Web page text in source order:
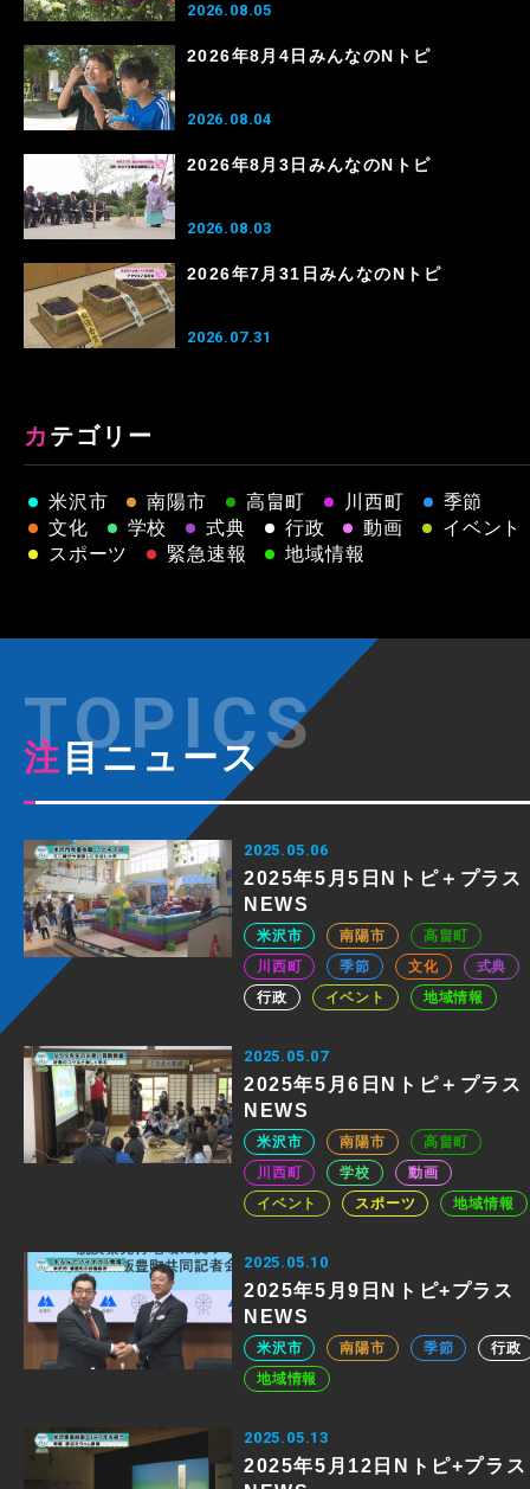
2026.08.05
2026年8月4日みんなのNトピ
2026.08.04
2026年8月3日みんなのNトピ
2026.08.03
2026年7月31日みんなのNトピ
2026.07.31
カテゴリー
米沢市 南陽市 高畠町 川西町
季節
文化
学校 式典 行政 動画
イベント
スポーツ
緊急速報 地域情報
注目ニュース
2025.05.06
2025年5月5日Nトピ＋プラス
NEWS
米沢市 南陽市
高畠町
川西町
季節 文化
式典
行政
イベント 地域情報
2025.05.07
2025年5月6日Nトピ＋プラス
NEWS
米沢市 南陽市
高畠町
川西町
学校
動画
イベント
スポーツ 地域情報
2025.05.10
2025年5月9日Nトピ+プラス
NEWS
米沢市 南陽市 季節
行政
地域情報
2025.05.13
2025年5月12日Nトピ+プラス